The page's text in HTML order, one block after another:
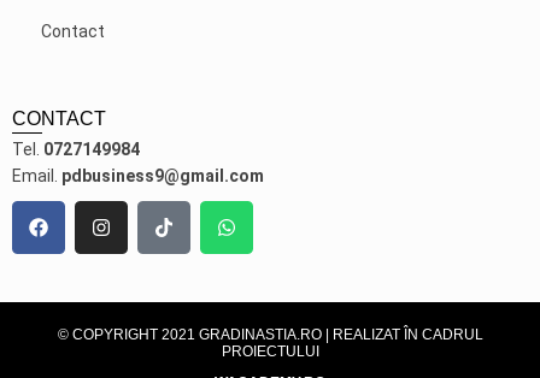
Contact
CONTACT
Tel. 0727149984
Email. pdbusiness9@gmail.com
© COPYRIGHT 2021 GRADINASTIA.RO | REALIZAT ÎN CADRUL
PROIECTULUI